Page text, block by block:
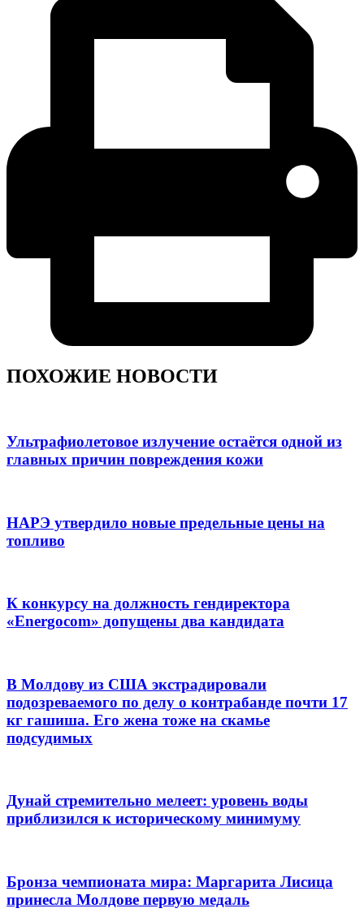
ПОХОЖИЕ НОВОСТИ
Ультрафиолетовое излучение остаётся одной из
главных причин повреждения кожи
НАРЭ утвердило новые предельные цены на
топливо
К конкурсу на должность гендиректора
«Energocom» допущены два кандидата
В Молдову из США экстрадировали
подозреваемого по делу о контрабанде почти 17
кг гашиша. Его жена тоже на скамье
подсудимых
Дунай стремительно мелеет: уровень воды
приблизился к историческому минимуму
Бронза чемпионата мира: Маргарита Лисица
принесла Молдове первую медаль